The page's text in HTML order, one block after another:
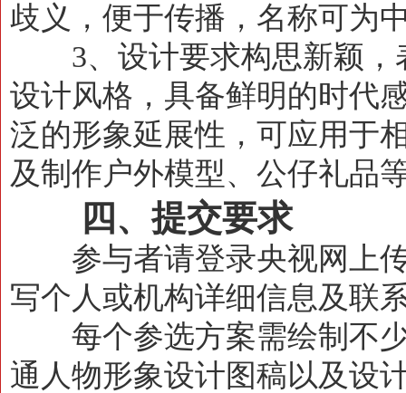
歧义，便于传播，名称可为
3、设计要求构思新颖，
设计风格，具备鲜明的时代
泛的形象延展性，可应用于
及制作户外模型、公仔礼品
四、提交要求
参与者请登录央视网上传
写个人或机构详细信息及联
每个参选方案需绘制不少
通人物形象设计图稿以及设